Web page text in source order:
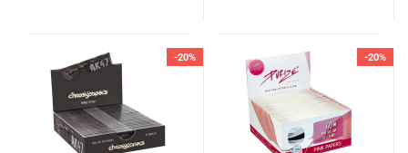
-20% -20%